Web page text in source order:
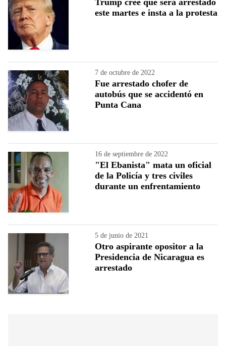
este martes e insta a la protesta
7 de octubre de 2022
Fue arrestado chofer de
autobús que se accidentó en
Punta Cana
16 de septiembre de 2022
"El Ebanista" mata un oficial
de la Policía y tres civiles
durante un enfrentamiento
5 de junio de 2021
Otro aspirante opositor a la
Presidencia de Nicaragua es
arrestado